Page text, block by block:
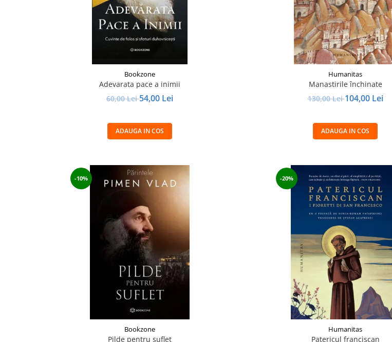
Bookzone
Adevarata pace a inimii
60,00 Lei54,00 Lei
ADAUGA IN COS
Humanitas
Manastirile închinate
130,00 Lei104,00 Lei
ADAUGA IN COS
-10%
Bookzone
Pilde pentru suflet
-20%
Humanitas
Patericul franciscan